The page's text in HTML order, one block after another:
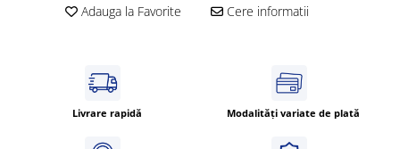
Adauga la Favorite Cere informatii
Livrare rapidă Modalități variate de plată